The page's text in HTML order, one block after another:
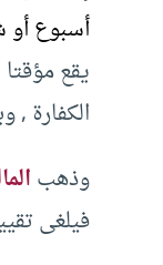
أسبوع أو
يقع
الكفارة ,
وذهب
فيلغى